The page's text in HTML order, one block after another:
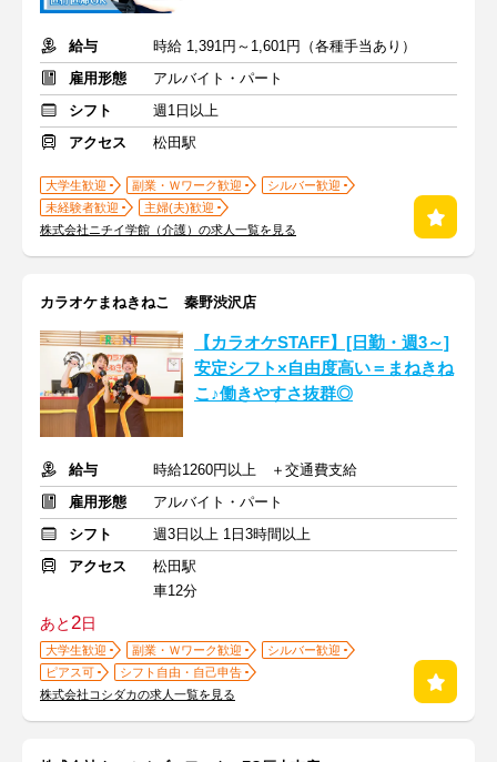
給与
時給 1,391円～1,601円（各種手当あり）
雇用形態
アルバイト・パート
シフト
週1日以上
アクセス
松田駅
大学生歓迎 副業・Ｗワーク歓迎
シルバー歓迎
未経験者歓迎
主婦(夫)歓迎
株式会社ニチイ学館（介護）の求人一覧を見る
カラオケまねきねこ 秦野渋沢店
【カラオケSTAFF】[日勤・週3～]
安定シフト×自由度高い＝まねきね
こ♪働きやすさ抜群◎
給与
時給1260円以上 ＋交通費支給
雇用形態
アルバイト・パート
シフト
週3日以上 1日3時間以上
アクセス
松田駅
車12分
あと2日
大学生歓迎 副業・Ｗワーク歓迎
シルバー歓迎
ピアス可
シフト自由・自己申告
株式会社コシダカの求人一覧を見る